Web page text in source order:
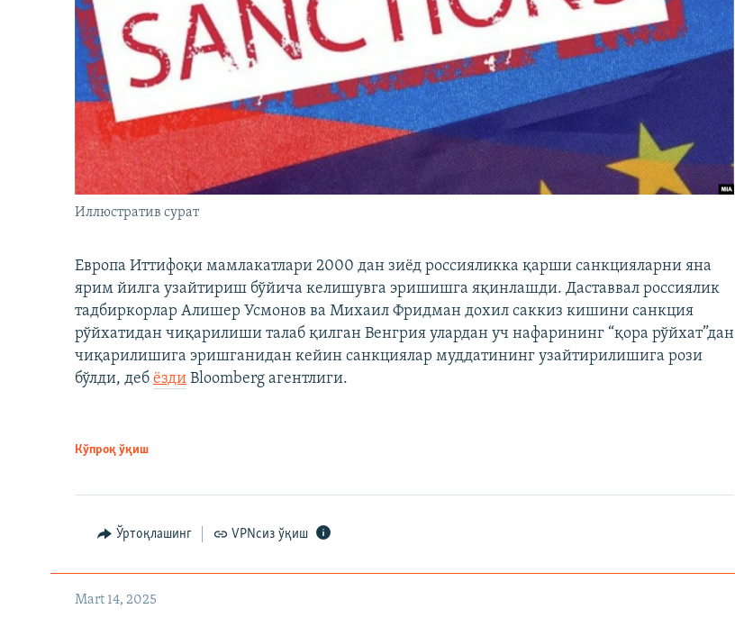
Иллюстратив сурат
Европа Иттифоқи мамлакатлари 2000 дан зиёд россияликка қарши санкцияларни яна
ярим йилга узайтириш бўйича келишувга эришишга яқинлашди. Даставвал россиялик
тадбиркорлар Алишер Усмонов ва Михаил Фридман дохил саккиз кишини санкция
рўйхатидан чиқарилиши талаб қилган Венгрия улардан уч нафарининг “қора рўйхат”дан
чиқарилишига эришганидан кейин санкциялар муддатининг узайтирилишига рози
бўлди, деб ёзди Bloomberg агентлиги.
Кўпроқ ўқиш
Ўртоқлашинг VPNсиз ўқиш
Mart 14, 2025